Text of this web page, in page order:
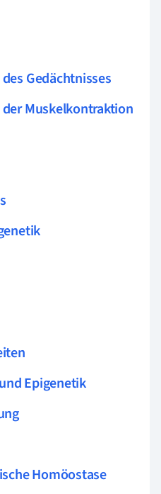
Gedächtnisses
Muskelkontraktion
Epigenetik
Homöostase